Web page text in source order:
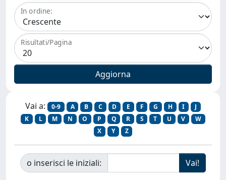
In ordine:
Risultati/Pagina
Vai a: 0-9 A B C D E F G H I
J
K
L M N O P Q R S T U V
W
X
Y Z
o inserisci le iniziali: